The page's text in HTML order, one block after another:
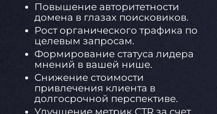
Повышение авторитетности
домена в глазах поисковиков.
Рост органического трафика по
целевым запросам.
Формирование статуса лидера
мнений в вашей нише.
Снижение стоимости
привлечения клиента в
долгосрочной перспективе.
Улучшение метрик CTR за счет